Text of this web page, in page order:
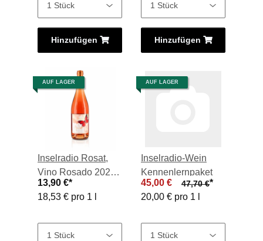
Hinzufügen Hinzufügen
AUF LAGER
Inselradio Rosat,
Vino Rosado 2023,
0,75-l-Flasche
13,90 €*
18,53 € pro 1 l
AUF LAGER
Inselradio-Wein
Kennenlernpaket
45,00 €
47,70 €*
20,00 € pro 1 l